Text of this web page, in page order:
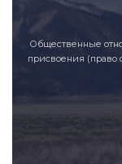
Общественные
присвоения (право